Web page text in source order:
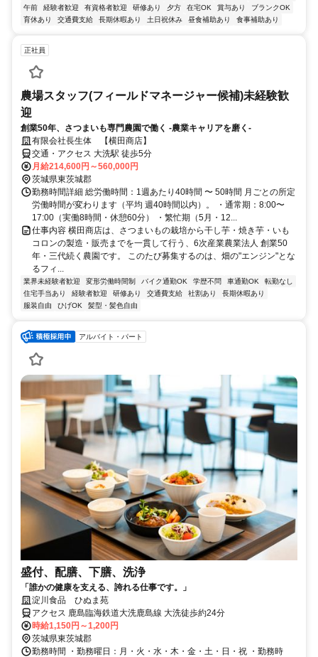
午前 経験者歓迎 有資格者歓迎 研修あり 夕方 在宅OK 賞与あり
ブランクOK
育休あり
交通費支給 長期休暇あり 土日祝休み 昼食補助あり 食事補助あり
正社員
農場スタッフ(フィールドマネージャー候補)未経験歓
迎
創業50年、さつまいも専門農園で働く -農業キャリアを磨く-
有限会社長生体 【横田商店】
交通・アクセス 大洗駅 徒歩5分
月給214,600円～560,000円
茨城県東茨城郡
勤務時間詳細 総労働時間：1週あたり40時間 〜 50時間 月ごとの所定
労働時間が変わります（平均 週40時間以内）。 ・通常期：8:00〜
17:00（実働8時間・休憩60分） ・繁忙期（5月・12...
仕事内容 横田商店は、さつまいもの栽培から干し芋・焼き芋・いも
コロンの製造・販売までを一貫して行う、6次産業農業法人 創業50
年・三代続く農園です。 このたび募集するのは、畑の"エンジン"とな
るフィ...
業界未経験者歓迎 変形労働時間制 バイク通勤OK 学歴不問 車通勤OK
転勤なし
住宅手当あり
経験者歓迎 研修あり 交通費支給 社割あり
長期休暇あり
服装自由
ひげOK 髪型・髪色自由
アルバイト・パート
盛付、配膳、下膳、洗浄
「誰かの健康を支える、誇れる仕事です。」
淀川食品 ひぬま苑
アクセス 鹿島臨海鉄道大洗鹿島線 大洗徒歩約24分
時給1,150円～1,200円
茨城県東茨城郡
勤務時間 ・勤務曜日：月・火・水・木・金・土・日・祝 ・勤務時